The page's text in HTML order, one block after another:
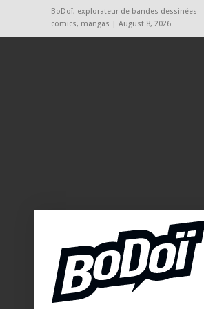
BoDoï, explorateur de bandes dessinées –
comics, mangas | August 8, 2026